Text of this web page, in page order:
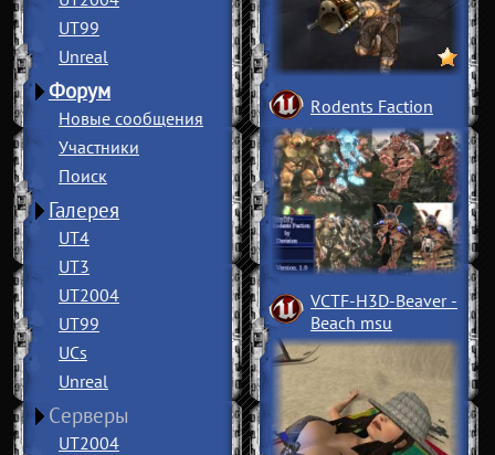
UT99
Unreal
Форум
Новые сообщения
Участники
Поиск
Галерея
UT4
UT3
UT2004
UT99
UCs
Unreal
Серверы
UT2004
Rodents Faction
VCTF-H3D-Beaver ­
Beach msu